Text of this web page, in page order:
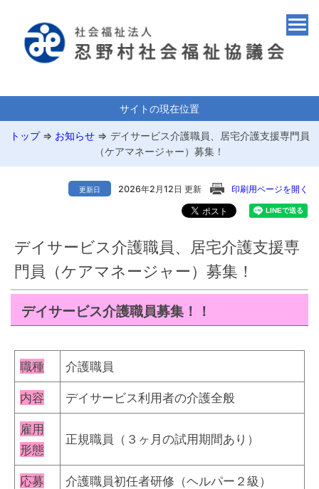
サイトの現在位置
トップ⇒ お知らせ⇒ デイサービス介護職員、居宅介護支援専門員
（ケアマネージャー）募集！
更新日 2026年2月12日 更新 印刷用ページを開く
デイサービス介護職員、居宅介護支援専
門員（ケアマネージャー）募集！
デイサービス介護職員募集！！
職種 介護職員
内容 デイサービス利用者の介護全般
雇用
形態
正規職員（３ヶ月の試用期間あり）
応募
介護職員初任者研修（ヘルパー２級）